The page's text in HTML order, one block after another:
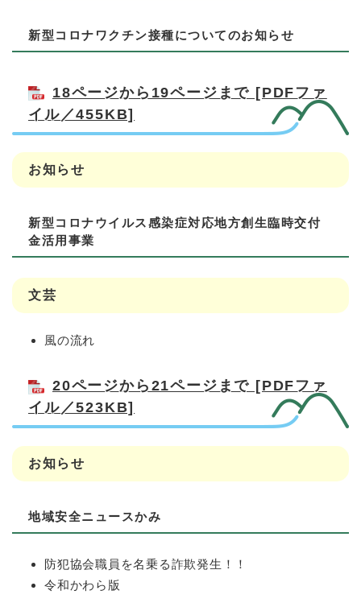
新型コロナワクチン接種についてのお知らせ
18ページから19ページまで [PDFファ
イル／455KB]
お知らせ
新型コロナウイルス感染症対応地方創生臨時交付
金活用事業
文芸
風の流れ
20ページから21ページまで [PDFファ
イル／523KB]
お知らせ
地域安全ニュースかみ
防犯協会職員を名乗る詐欺発生！！
令和かわら版